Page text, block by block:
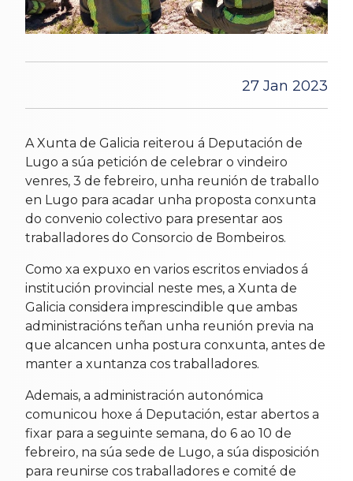
27 Jan 2023
A Xunta de Galicia reiterou á Deputación de
Lugo a súa petición de celebrar o vindeiro
venres, 3 de febreiro, unha reunión de traballo
en Lugo para acadar unha proposta conxunta
do convenio colectivo para presentar aos
traballadores do Consorcio de Bombeiros.
Como xa expuxo en varios escritos enviados á
institución provincial neste mes, a Xunta de
Galicia considera imprescindible que ambas
administracións teñan unha reunión previa na
que alcancen unha postura conxunta, antes de
manter a xuntanza cos traballadores.
Ademais, a administración autonómica
comunicou hoxe á Deputación, estar abertos a
fixar para a seguinte semana, do 6 ao 10 de
febreiro, na súa sede de Lugo, a súa disposición
para reunirse cos traballadores e comité de